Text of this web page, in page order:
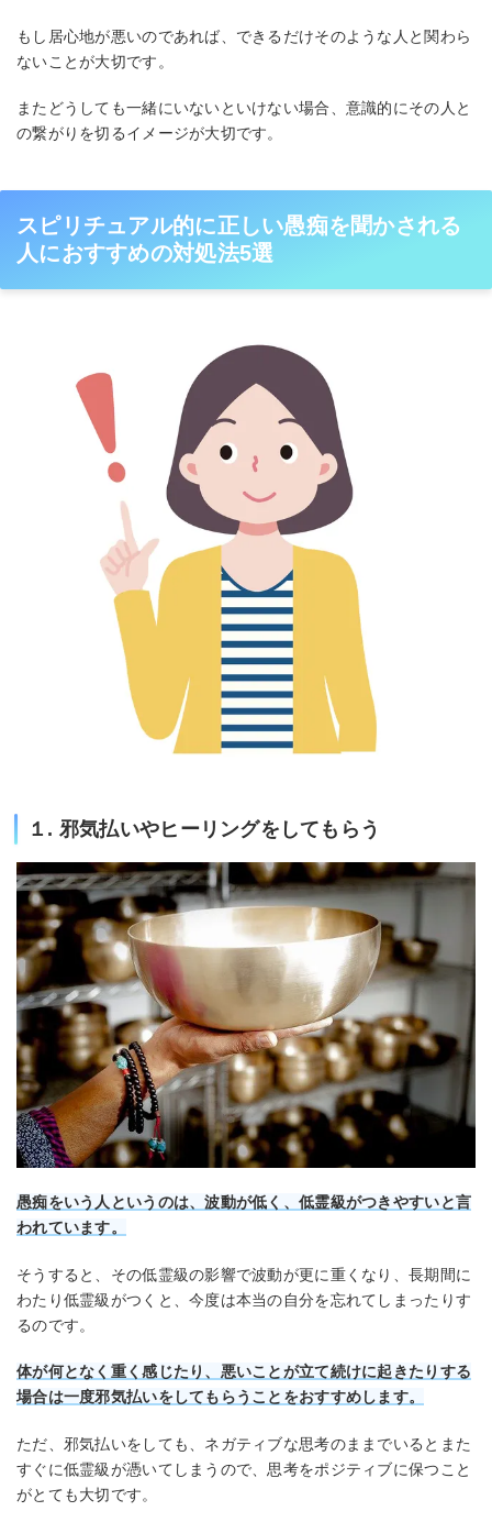
もし居心地が悪いのであれば、できるだけそのような人と関わら
ないことが大切です。
またどうしても一緒にいないといけない場合、意識的にその人と
の繋がりを切るイメージが大切です。
スピリチュアル的に正しい愚痴を聞かされる
人におすすめの対処法5選
１. 邪気払いやヒーリングをしてもらう
愚痴をいう人というのは、波動が低く、低霊級がつきやすいと言
われています。
そうすると、その低霊級の影響で波動が更に重くなり、長期間に
わたり低霊級がつくと、今度は本当の自分を忘れてしまったりす
るのです。
体が何となく重く感じたり、悪いことが立て続けに起きたりする
場合は一度邪気払いをしてもらうことをおすすめします。
ただ、邪気払いをしても、ネガティブな思考のままでいるとまた
すぐに低霊級が憑いてしまうので、思考をポジティブに保つこと
がとても大切です。